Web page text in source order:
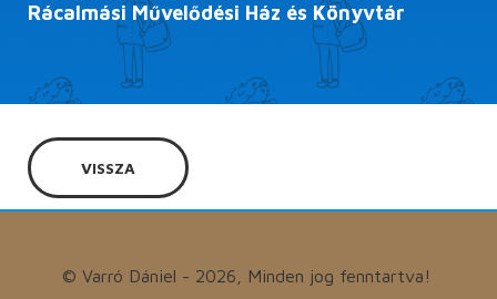
Rácalmási Művelődési Ház és Könyvtár
VISSZA
© Varró Dániel - 2026, Minden jog fenntartva!